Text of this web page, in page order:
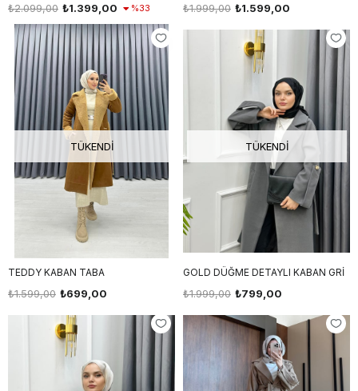
₺1.399,00
₺2.099,00 %33 ₺1.599,00
₺1.999,00
TÜKENDI
TEDDY KABAN TABA
₺699,00
₺1.599,00
TÜKENDI
GOLD DÜĞME DETAYLI KABAN GRİ
₺799,00
₺1.999,00